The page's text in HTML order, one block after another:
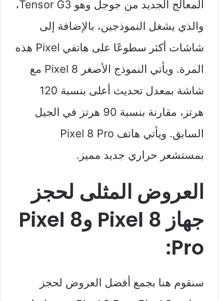
المعالج الجديد من جوجل وهو Tensor G3،
والذي يشغل النموذجين، بالإضافة إلى
شاشات أكثر سطوعًا على هاتفي Pixel هذه
المرة. ويأتي النموذج الأصغر Pixel 8 مع
شاشة بمعدل تحديث أعلى بنسبة 120
هرتز، مقارنة بنسبة 90 هرتز في الجيل
السابق. ويأتي هاتف Pixel 8 Pro
بمستشعر حراري جديد مميز.
العروض المثلى لحجز
جهاز Pixel 8 وPixel 8
Pro:
سنقوم هنا بجمع أفضل العروض لحجز